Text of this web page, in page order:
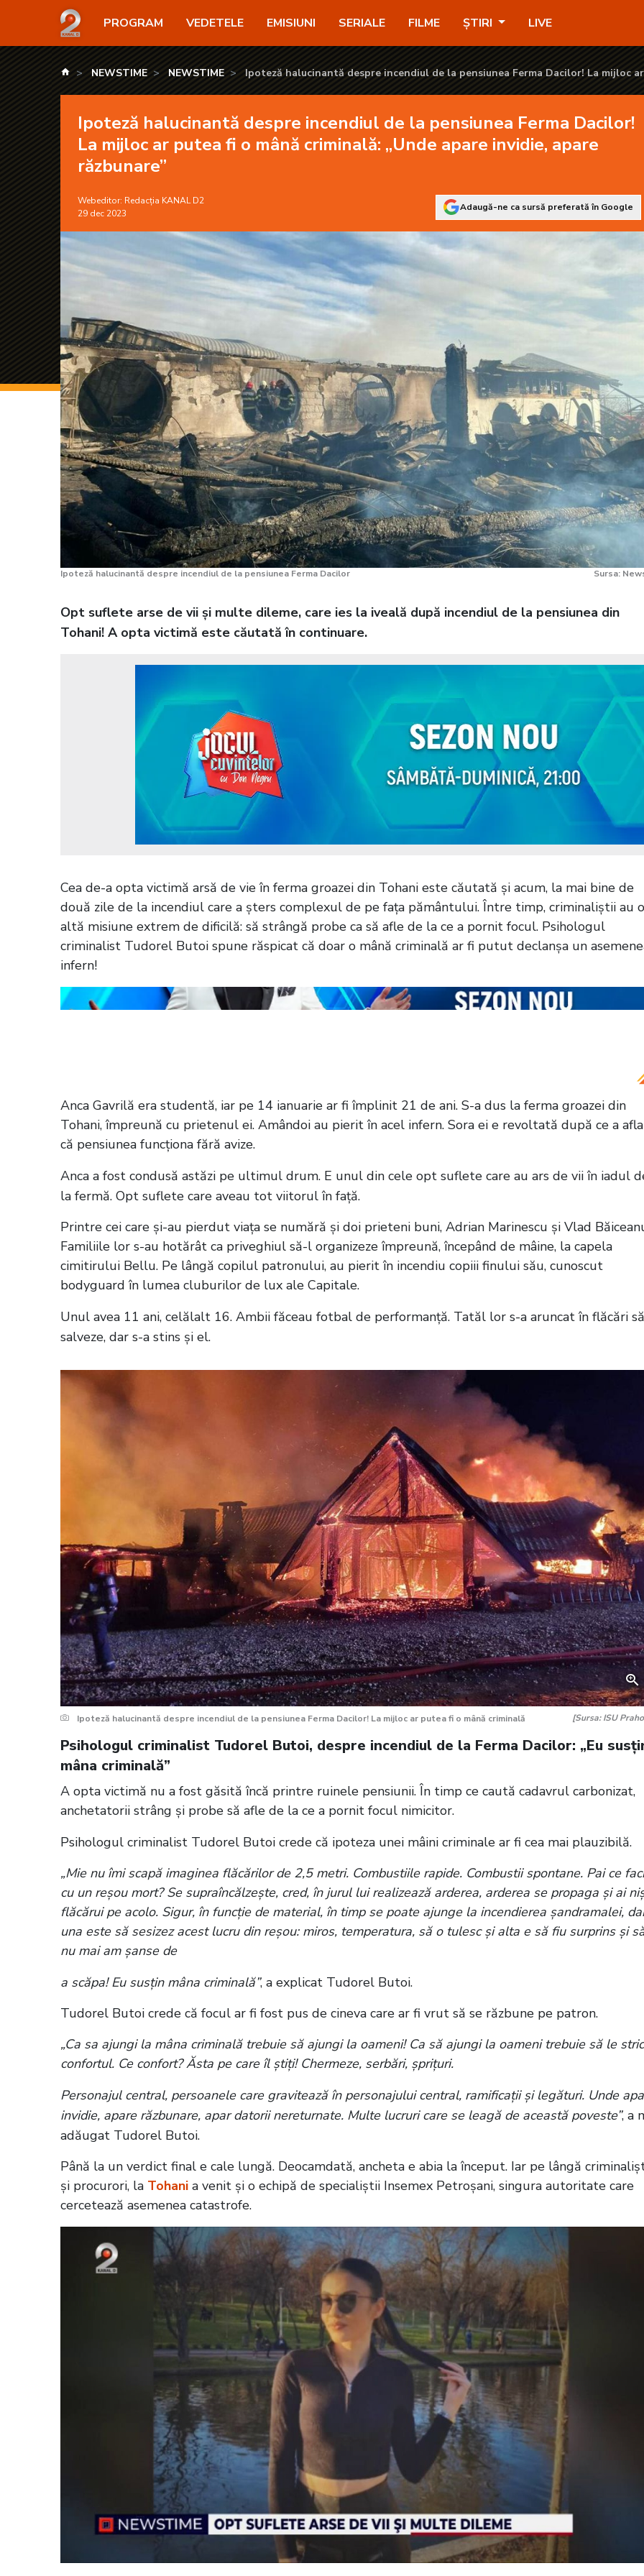
Ipoteză halucinantă despre incendiul de la pensiunea Ferma Dacilor! La mijloc ar putea fi o mână criminală: „Unde
PROGRAM VEDETELE EMISIUNI SERIALE FILME ȘTIRI LIVE
kanald.ro
NEWSTIME NEWSTIME
Ipoteză halucinantă despre incendiul de la pensiunea Ferma Dacilor! La mijloc ar
Ipoteză halucinantă despre incendiul de la pensiunea Ferma Dacilor!
La mijloc ar putea fi o mână criminală: „Unde apare invidie, apare
răzbunare”
Webeditor: Redacția KANAL D2
29 dec 2023
Adaugă-ne ca sursă preferată în Google
Ipoteză halucinantă despre incendiul de la pensiunea Ferma Dacilor Sursa:
Opt suflete arse de vii și multe dileme, care ies la iveală după incendiul de la pensiunea din
Tohani! A opta victimă este căutată în continuare.
Cea de-a opta victimă arsă de vie în ferma groazei din Tohani este căutată și acum, la mai bine de
două zile de la incendiul care a șters complexul de pe fața pământului. Între timp, criminaliștii au o
altă misiune extrem de dificilă: să strângă probe ca să afle de la ce a pornit focul. Psihologul
criminalist Tudorel Butoi spune răspicat că doar o mână criminală ar fi putut declanșa un
infern!
Anca Gavrilă era studentă, iar pe 14 ianuarie ar fi împlinit 21 de ani. S-a dus la ferma groazei din
Tohani, împreună cu prietenul ei. Amândoi au pierit în acel infern. Sora ei e revoltată după ce a
că pensiunea funcționa fără avize.
Anca a fost condusă astăzi pe ultimul drum. E unul din cele opt suflete care au ars de vii în iadul
la fermă. Opt suflete care aveau tot viitorul în față.
Printre cei care și-au pierdut viața se numără și doi prieteni buni, Adrian Marinescu și Vlad
Familiile lor s-au hotărât ca priveghiul să-l organizeze împreună, începând de mâine, la capela
cimitirului Bellu. Pe lângă copilul patronului, au pierit în incendiu copiii finului său, cunoscut
bodyguard în lumea cluburilor de lux ale Capitale.
Unul avea 11 ani, celălalt 16. Ambii făceau fotbal de performanță. Tatăl lor s-a aruncat în flăcări
salveze, dar s-a stins și el.
Ipoteză halucinantă despre incendiul de la pensiunea Ferma Dacilor! La mijloc ar putea fi o mână criminală [Sursa: ISU
Psihologul criminalist Tudorel Butoi, despre incendiul de la Ferma Dacilor: „Eu
mâna criminală”
A opta victimă nu a fost găsită încă printre ruinele pensiunii. În timp ce caută cadavrul carbonizat,
anchetatorii strâng și probe să afle de la ce a pornit focul nimicitor.
Psihologul criminalist Tudorel Butoi crede că ipoteza unei mâini criminale ar fi cea mai plauzibilă.
„Mie nu îmi scapă imaginea flăcărilor de 2,5 metri. Combustiile rapide. Combustii spontane. Pai ce faci
cu un reșou mort? Se supraîncălzește, cred, în jurul lui realizează arderea, arderea se propaga și ai
flăcărui pe acolo. Sigur, în funcție de material, în timp se poate ajunge la incendierea șandramalei,
una este să sesizez acest lucru din reșou: miros, temperatura, să o tulesc și alta e să fiu surprins și
nu mai am șanse de
a scăpa! Eu susțin mâna criminală”, a explicat Tudorel Butoi.
Tudorel Butoi crede că focul ar fi fost pus de cineva care ar fi vrut să se răzbune pe patron.
„Ca sa ajungi la mâna criminală trebuie să ajungi la oameni! Ca să ajungi la oameni trebuie să le
confortul. Ce confort? Ăsta pe care îl știți! Chermeze, serbări, șprițuri.
Personajul central, persoanele care gravitează în personajului central, ramificații și legături. Unde
invidie, apare răzbunare, apar datorii nereturnate. Multe lucruri care se leagă de această poveste”, a
adăugat Tudorel Butoi.
Până la un verdict final e cale lungă. Deocamdată, ancheta e abia la început. Iar pe lângă
și procurori, la Tohani a venit și o echipă de specialiștii Insemex Petroșani, singura autoritate care
cercetează asemenea catastrofe.